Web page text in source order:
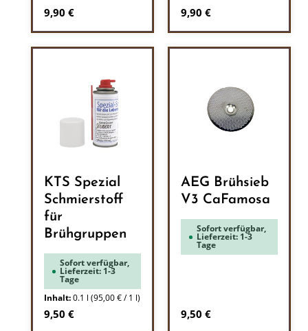
Regulärer Preis:
9,90 € Regulärer Preis:
9,90 €
KTS Spezial
Schmierstoff
für
Brühgruppen
Sofort verfügbar,
Lieferzeit: 1-3
Tage
Inhalt:0.1 l (95,00 € / 1 l)
Regulärer Preis:
9,50 €
AEG Brühsieb
V3 CaFamosa
Sofort verfügbar,
Lieferzeit: 1-3
Tage
Regulärer Preis:
9,50 €